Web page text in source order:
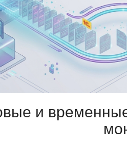
и временные